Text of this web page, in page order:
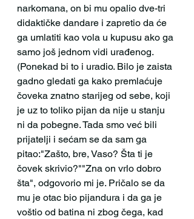
narkomana, on bi mu opalio dve-tri
didaktičke dandare i zapretio da će
ga umlatiti kao vola u kupusu ako ga
samo još jednom vidi urađenog.
(Ponekad bi to i uradio. Bilo je zaista
gadno gledati ga kako premlaćuje
čoveka znatno starijeg od sebe, koji
je uz to toliko pijan da nije u stanju
ni da pobegne. Tada smo već bili
prijatelji i sećam se da sam ga
pitao:"Zašto, bre, Vaso? Šta ti je
čovek skrivio?""Zna on vrlo dobro
šta", odgovorio mi je. Pričalo se da
mu je otac bio pijandura i da ga je
voštio od batina ni zbog čega, kad